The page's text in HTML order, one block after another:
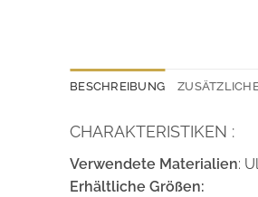
BESCHREIBUNG
CHARAKTERISTIKEN :
Verwendete Materialien:
Erhältliche Größen: